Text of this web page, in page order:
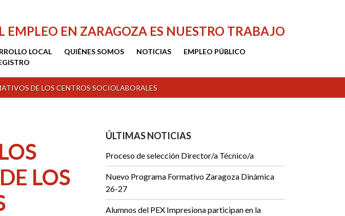
EMPLEO EN ZARAGOZA ES NUESTRO TRABAJO
LOCAL QUIÉNES SOMOS NOTICIAS
EMPLEO PÚBLICO
DE LOS CENTROS SOCIOLABORALES
LOS
ÚLTIMAS NOTICIAS
Proceso de selección Director/a Técnico/a
Nuevo Programa Formativo Zaragoza Dinámica
26-27
Alumnos del PEX Impresiona participan en la